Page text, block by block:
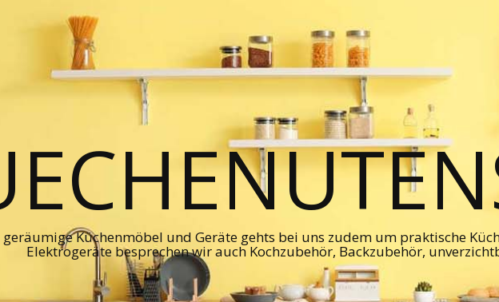
Küchenmöbel und Geräte gehts bei uns zudem um praktische
Elektrogeräte besprechen wir auch Kochzubehör, Backzubehör,